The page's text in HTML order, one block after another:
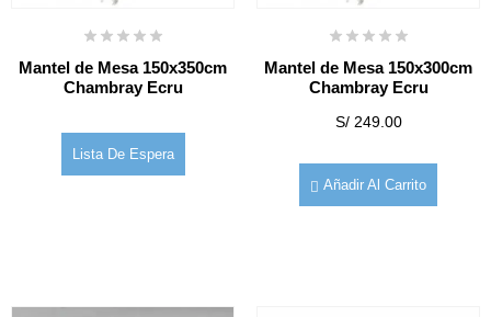
Mantel de Mesa 150x350cm
Chambray Ecru
Lista De Espera
Mantel de Mesa 150x300cm
Chambray Ecru
S/249.00
Añadir Al Carrito